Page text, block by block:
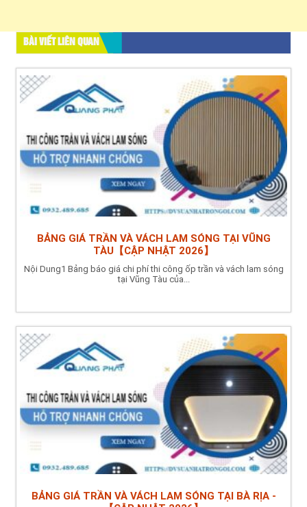
BÀI VIẾT LIÊN QUAN
BẢNG GIÁ TRẦN VÀ VÁCH LAM SÓNG TẠI VŨNG
TÀU【CẬP NHẬT 2026】
Nội Dung1 Bảng báo giá chi phí thi công ốp trần và vách lam sóng
tại Vũng Tàu của...
BẢNG GIÁ TRẦN VÀ VÁCH LAM SÓNG TẠI BÀ RỊA -